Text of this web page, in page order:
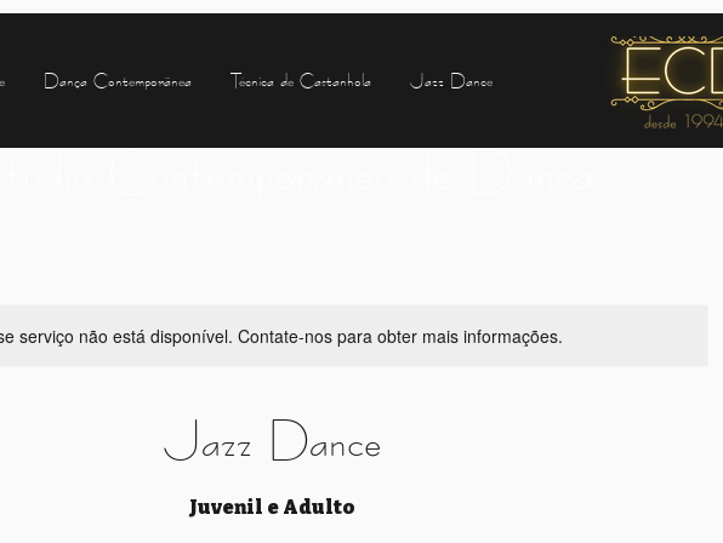
Dança Contemporânea Técnica de Castanhola Jazz Dance
Contemporâneo de Dança
serviço não está disponível. Contate-nos para obter mais informações.
Jazz Dance
Juvenil e Adulto